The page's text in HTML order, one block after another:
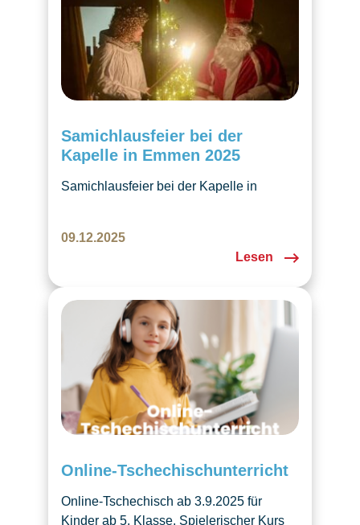
Samichlausfeier bei der
Kapelle in Emmen 2025
Samichlausfeier bei der Kapelle in
09.12.2025
Lesen
Online-Tschechischunterricht
Online-Tschechisch ab 3.9.2025 für
Kinder ab 5. Klasse. Spielerischer Kurs